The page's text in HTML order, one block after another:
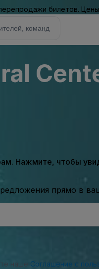
билетов.
Нажмите, чтобы
прямо в
наше Соглашение с